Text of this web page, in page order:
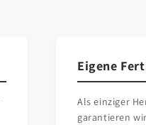
Eigene
Als einziger
garantieren wir